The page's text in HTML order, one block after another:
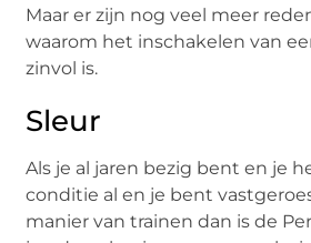
Maar er zijn nog veel meer
waarom het inschakelen van
zinvol is.
Sleur
Als je al jaren bezig bent en je
conditie al en je bent
manier van trainen dan is de